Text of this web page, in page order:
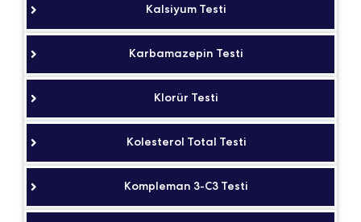
Kalsiyum Testi
Karbamazepin Testi
Klorür Testi
Kolesterol Total Testi
Kompleman 3-C3 Testi